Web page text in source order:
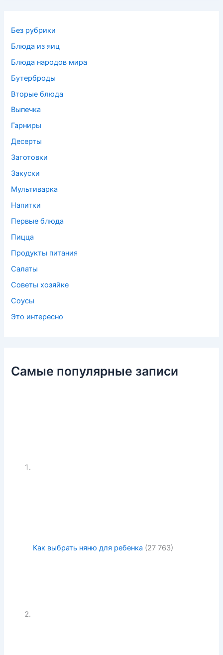
Без рубрики
Блюда из яиц
Блюда народов мира
Бутерброды
Вторые блюда
Выпечка
Гарниры
Десерты
Заготовки
Закуски
Мультиварка
Напитки
Первые блюда
Пицца
Продукты питания
Салаты
Советы хозяйке
Соусы
Это интересно
Самые популярные записи
Как выбрать няню для ребенка (27 763)